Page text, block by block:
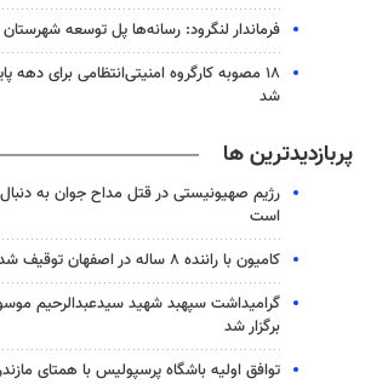
فرماندار لنگرود: رسانه‌ها پل توسعه شهرستان
۱۸ مصوبه کارگروه امنیتی‌انتظامی برای دهه
شد
پربازدیدترین ها
رژیم صهیونیستی در قتل مداح جوان به
است
کامیون با راننده ۸ ساله در اصفهان توقیف شد
گرامیداشت سپهبد شهید سیدعبدالرحیم
برگزار شد
توافق اولیه باشگاه پرسپولیس با همتای